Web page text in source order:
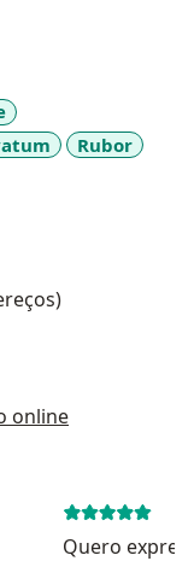
Rubor
online
Quero